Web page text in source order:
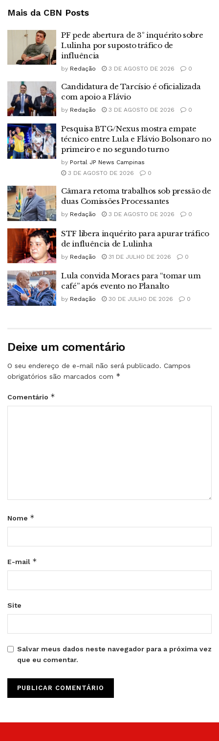
Mais da CBN Posts
PF pede abertura de 3º inquérito sobre
Lulinha por suposto tráfico de
influência
by Redação 3 DE AGOSTO DE 2026 0
Candidatura de Tarcísio é oficializada
com apoio a Flávio
by Redação 3 DE AGOSTO DE 2026 0
Pesquisa BTG/Nexus mostra empate
técnico entre Lula e Flávio Bolsonaro no
primeiro e no segundo turno
by Portal JP News Campinas
3 DE AGOSTO DE 2026
0
Câmara retoma trabalhos sob pressão de
duas Comissões Processantes
by Redação 3 DE AGOSTO DE 2026 0
STF libera inquérito para apurar tráfico
de influência de Lulinha
by Redação 31 DE JULHO DE 2026 0
Lula convida Moraes para “tomar um
café” após evento no Planalto
by Redação 30 DE JULHO DE 2026 0
Deixe um comentário
O seu endereço de e-mail não será publicado. Campos
obrigatórios são marcados com *
Comentário *
Nome *
E-mail *
Site
Salvar meus dados neste navegador para a próxima vez
que eu comentar.